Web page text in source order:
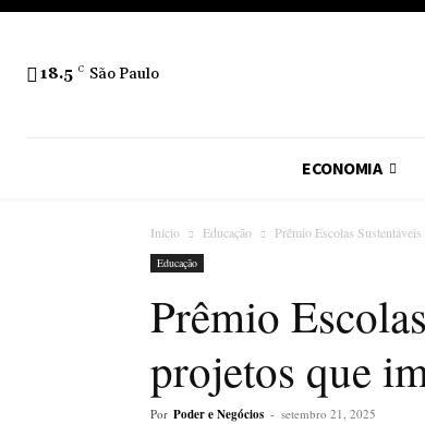
18.5 C São Paulo
ECONOMIA
Início Educação Prêmio Escolas
Educação
Prêmio
projetos que
Por Poder e Negócios - setembro 21, 2025